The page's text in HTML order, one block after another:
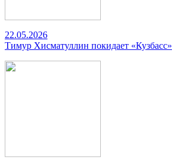
22.05.2026
Тимур Хисматуллин покидает «Кузбасс»